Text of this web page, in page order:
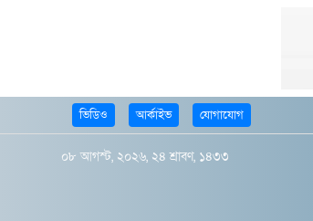
ভিডিও আর্কাইভ যোগাযোগ
০৮ আগস্ট, ২০২৬, ২৪ শ্রাবণ, ১৪৩৩